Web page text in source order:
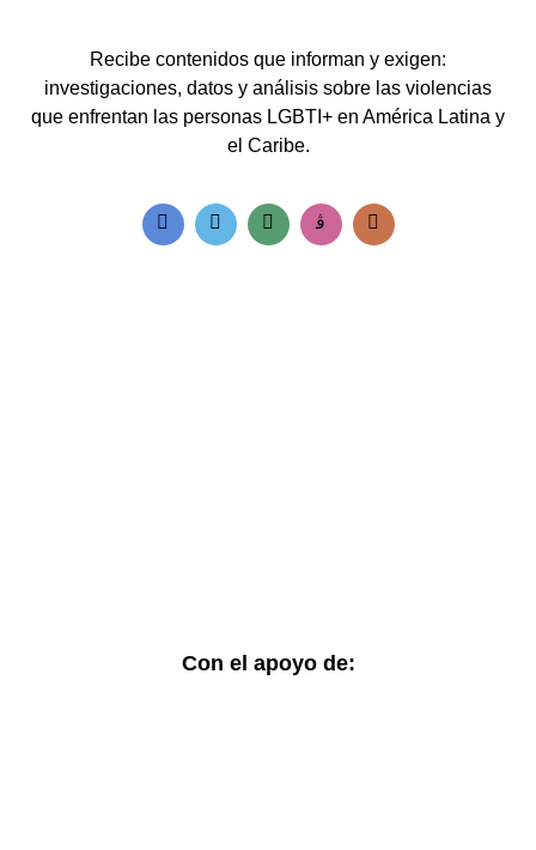
Recibe contenidos que informan y exigen:
investigaciones, datos y análisis sobre las violencias
que enfrentan las personas LGBTI+ en América Latina y
el Caribe.
Con el apoyo de: